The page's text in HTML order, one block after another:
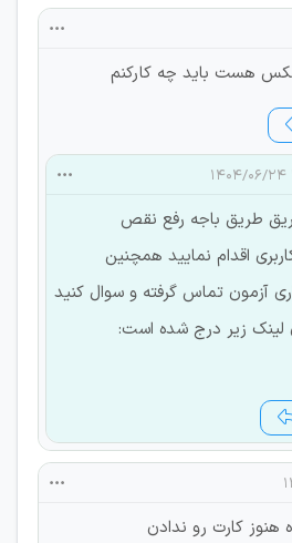
عکس هست باید چه کارکنم
طریق باجه رفع نقص
اقدام نمایید همچنین
آزمون تماس گرفته و سوال کنید
لینک زیر درج شده است: